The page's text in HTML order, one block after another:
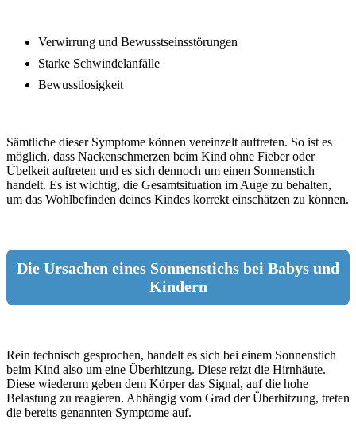
Verwirrung und Bewusstseinsstörungen
Starke Schwindelanfälle
Bewusstlosigkeit
Sämtliche dieser Symptome können vereinzelt auftreten. So ist es
möglich, dass Nackenschmerzen beim Kind ohne Fieber oder
Übelkeit auftreten und es sich dennoch um einen Sonnenstich
handelt. Es ist wichtig, die Gesamtsituation im Auge zu behalten,
um das Wohlbefinden deines Kindes korrekt einschätzen zu können.
Die Ursachen eines Sonnenstichs bei Babys und
Kindern
Rein technisch gesprochen, handelt es sich bei einem Sonnenstich
beim Kind also um eine Überhitzung. Diese reizt die Hirnhäute.
Diese wiederum geben dem Körper das Signal, auf die hohe
Belastung zu reagieren. Abhängig vom Grad der Überhitzung, treten
die bereits genannten Symptome auf.